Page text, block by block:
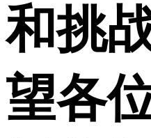
和挑
望各